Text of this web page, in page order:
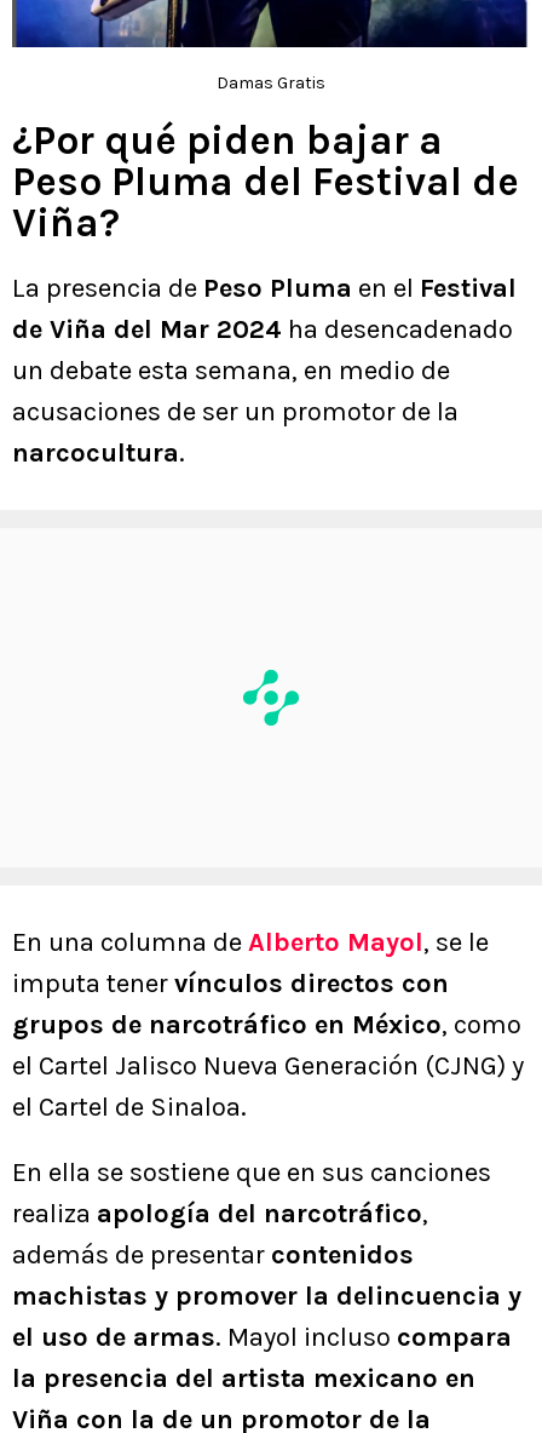
Damas Gratis
¿Por qué piden bajar a
Peso Pluma del Festival de
Viña?
La presencia de Peso Pluma en el Festival
de Viña del Mar 2024 ha desencadenado
un debate esta semana, en medio de
acusaciones de ser un promotor de la
narcocultura.
En una columna deAlberto Mayol, se le
imputa tenervínculos directos con
grupos de narcotráfico en México, como
el Cartel Jalisco Nueva Generación (CJNG) y
el Cartel de Sinaloa.
En ella se sostiene que en sus canciones
realiza apología del narcotráfico,
además de presentar contenidos
machistas y promover la delincuencia y
el uso de armas. Mayol incluso compara
la presencia del artista mexicano en
Viña con la de un promotor de la